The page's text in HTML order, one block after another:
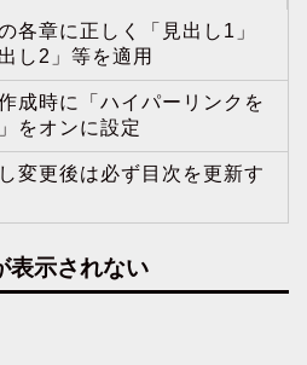
各章に正しく「見出し1」
出し2」等を適用
成時に「ハイパーリンクを
をオンに設定
変更後は必ず目次を更新す
表示されない